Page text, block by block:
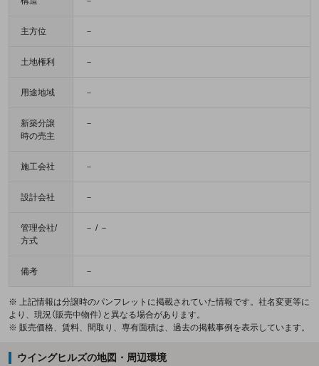
主方位 －
土地権利 －
用途地域 －
新築分譲
時の売主
－
施工会社 －
設計会社 －
管理会社/
方式
－ / －
備考 －
※ 上記情報は分譲時のパンフレットに掲載されていた情報です。社名変更等に
より、現況（販売中物件）と異なる場合があります。
※ 販売価格、賃料、間取り、専有面積は、過去の掲載事例を表示しています。
ウイングヒルズの地図・周辺環境